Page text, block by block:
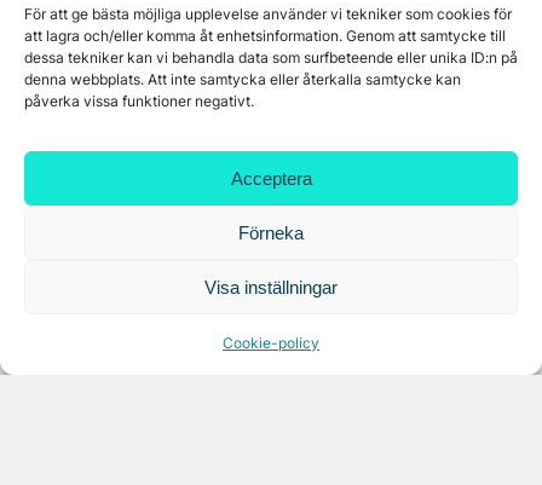
För att ge bästa möjliga upplevelse använder vi tekniker som cookies för
att lagra och/eller komma åt enhetsinformation. Genom att samtycke till
dessa tekniker kan vi behandla data som surfbeteende eller unika ID:n på
denna webbplats. Att inte samtycka eller återkalla samtycke kan
påverka vissa funktioner negativt.
Acceptera
Förneka
Visa inställningar
Cookie-policy
7A återöppnar mötesvåning på Vasagatan
Croisette rådgivare vid fastighetsaffär